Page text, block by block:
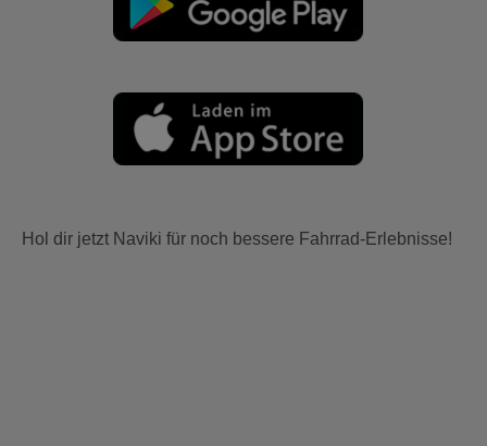
Hol dir jetzt Naviki für noch bessere Fahrrad-Erlebnisse!